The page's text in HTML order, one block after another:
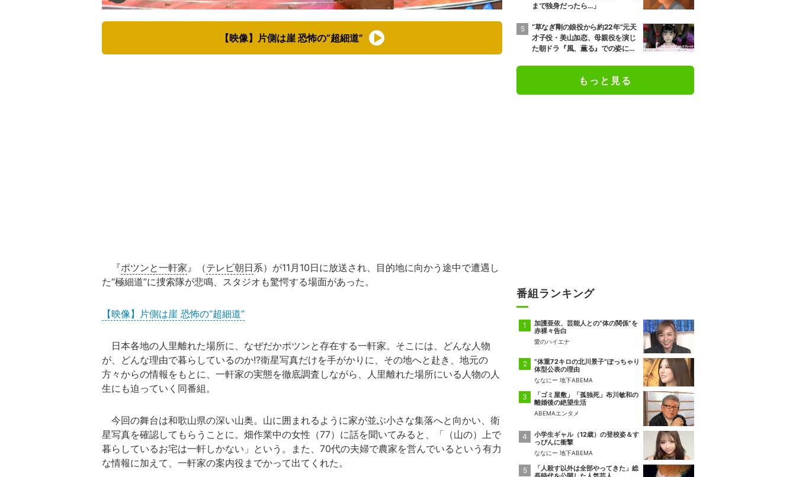
【映像】片側は崖 恐怖の“超細道”
『ポツンと一軒家』（テレビ朝日系）が11月10日に放送され、目的地に向かう途中で遭遇し
た“極細道”に捜索隊が悲鳴、スタジオも驚愕する場面があった。
【映像】片側は崖 恐怖の“超細道”
日本各地の人里離れた場所に、なぜだかポツンと存在する一軒家。そこには、どんな人物
が、どんな理由で暮らしているのか!?衛星写真だけを手がかりに、その地へと赴き、地元の
方々からの情報をもとに、一軒家の実態を徹底調査しながら、人里離れた場所にいる人物の人
生にも迫っていく同番組。
今回の舞台は和歌山県の深い山奥。山に囲まれるように家が並ぶ小さな集落へと向かい、衛
星写真を確認してもらうことに。畑作業中の女性（77）に話を聞いてみると、「（山の）上で
暮らしているお宅は一軒しかない」という。また、70代の夫婦で農家を営んでいるという有力
な情報に加えて、一軒家の案内役までかって出てくれた。
まで独身だったら…」
“草なぎ剛の娘役から約22年”元天
才子役・美山加恋、母親役を演じ
た朝ドラ『風、薫る』での姿に驚
もっと見る
番組ランキング
加護亜依、芸能人との“体の関係”を
赤裸々告白
愛のハイエナ
“体重72キロの北川景子”ぽっちゃり
体型公表の理由
ななにー 地下ABEMA
「ゴミ屋敷」「孤独死」布川敏和の
離婚後の絶望生活
ABEMAエンタメ
小学生ギャル（12歳）の登校姿＆す
っぴんに衝撃
ななにー 地下ABEMA
「人殺す以外は全部やってきた」総